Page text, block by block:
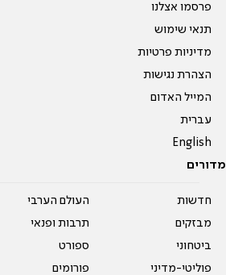
פרסמו אצלנו
תנאי שימוש
מדיניות פרטיות
הצהרת נגישות
המייל האדום
עברית
English
מדורים
חדשות
מבזקים
ביטחוני
פוליטי-מדיני
העולם הערבי
תרבות ופנאי
ספורט
פורומים